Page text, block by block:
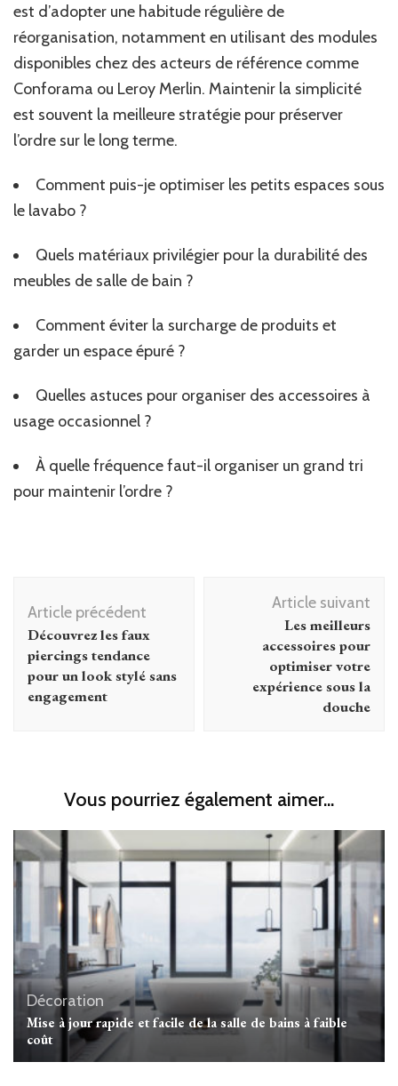
est d’adopter une habitude régulière de
réorganisation, notamment en utilisant des modules
disponibles chez des acteurs de référence comme
Conforama ou Leroy Merlin. Maintenir la simplicité
est souvent la meilleure stratégie pour préserver
l’ordre sur le long terme.
Comment puis-je optimiser les petits espaces sous
le lavabo ?
Quels matériaux privilégier pour la durabilité des
meubles de salle de bain ?
Comment éviter la surcharge de produits et
garder un espace épuré ?
Quelles astuces pour organiser des accessoires à
usage occasionnel ?
À quelle fréquence faut-il organiser un grand tri
pour maintenir l’ordre ?
d'article
Article précédent
Découvrez les faux
piercings tendance
pour un look stylé sans
engagement
Article suivant
Les meilleurs
accessoires pour
optimiser votre
expérience sous la
douche
Vous pourriez également aimer...
Décoration
Mise à jour rapide et facile de la salle de bains à faible
coût